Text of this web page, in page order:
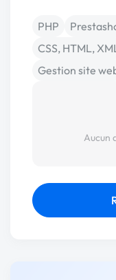
PHP
CSS, HTML,
Gestion site
Aucun